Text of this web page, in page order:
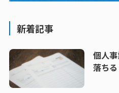
新着記事
個人
落ちる